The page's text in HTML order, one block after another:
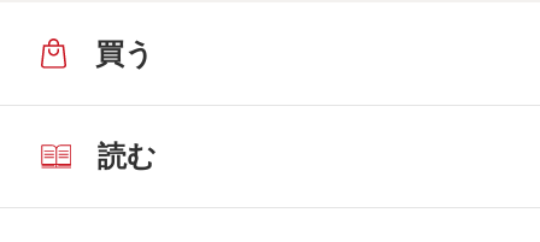
買う
読む